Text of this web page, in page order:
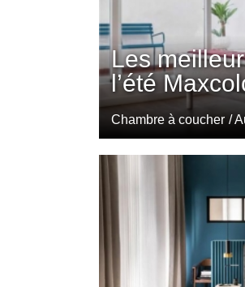
Les
l’été
Chambre à coucher /